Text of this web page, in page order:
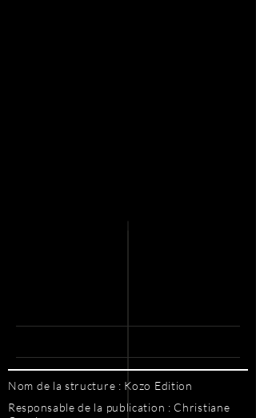
Nom de la structure : Kozo Edition
Responsable de la publication : Christiane